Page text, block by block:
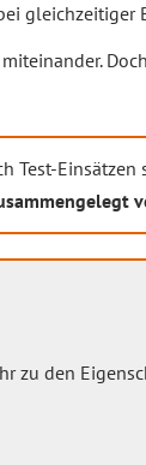
gleichzeitiger
Test-Einsätzen
zu den